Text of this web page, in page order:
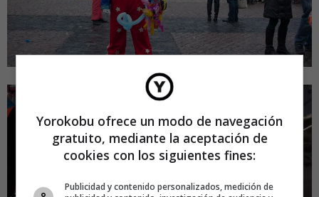
Yorokobu ofrece un modo de navegación
gratuito, mediante la aceptación de
cookies con los siguientes fines:
Publicidad y contenido personalizados, medición de